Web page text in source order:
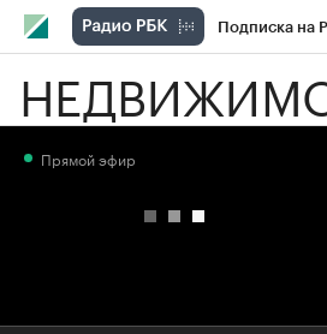
Подписка на
РБК Вино
Прямой эфир